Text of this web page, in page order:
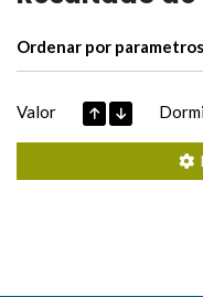
Ordenar por parametros
Valor